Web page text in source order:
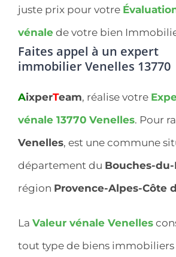
juste prix pour votre
vénale de votre bien
Faites appel à un expert
immobilierVenelles 13770
AixperTeam, réalise votre
vénale 13770 Venelles. Pour
Venelles, est une commune
département du Bouches-du-
région Provence-Alpes-Côte
La Valeur vénale Venelles
tout type de biens immobiliers